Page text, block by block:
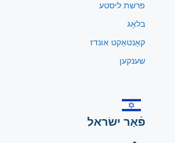
פרשת ליסטע
בלאָג
קאָנטאַקט אונדז
שענקען
פֿאַר ישׂראל